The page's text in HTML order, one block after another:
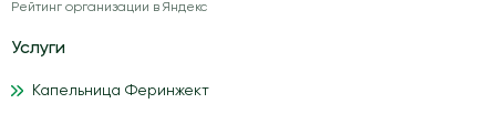
Рейтинг организации в Яндекс
Услуги
Капельница Феринжект